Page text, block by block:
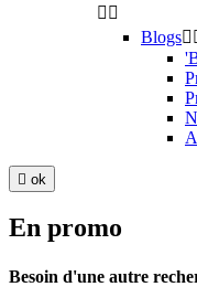
 
Blogs
 ok
En promo
Besoin d'une autre